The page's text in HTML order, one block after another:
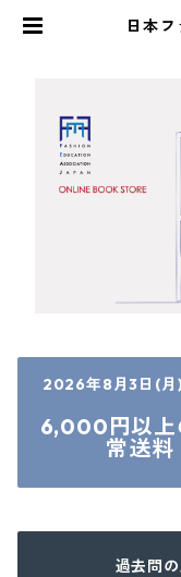
日本
2026年8月3日(月
6,000円以上
常送料
過去問